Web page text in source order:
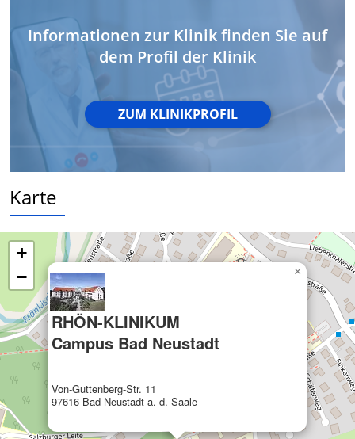
Informationen zur Klinik finden Sie auf
dem Profil der Klinik
ZUM KLINIKPROFIL
Karte
RHÖN-KLINIKUM
Campus Bad Neustadt
Von-Guttenberg-Str. 11
97616 Bad Neustadt a. d. Saale
×
+
−
Geräte anhand von aktiv angeforderten
Informationen identifizieren
Nicht-IAB-Verarbeitungszwecke:
Performance
Funktional